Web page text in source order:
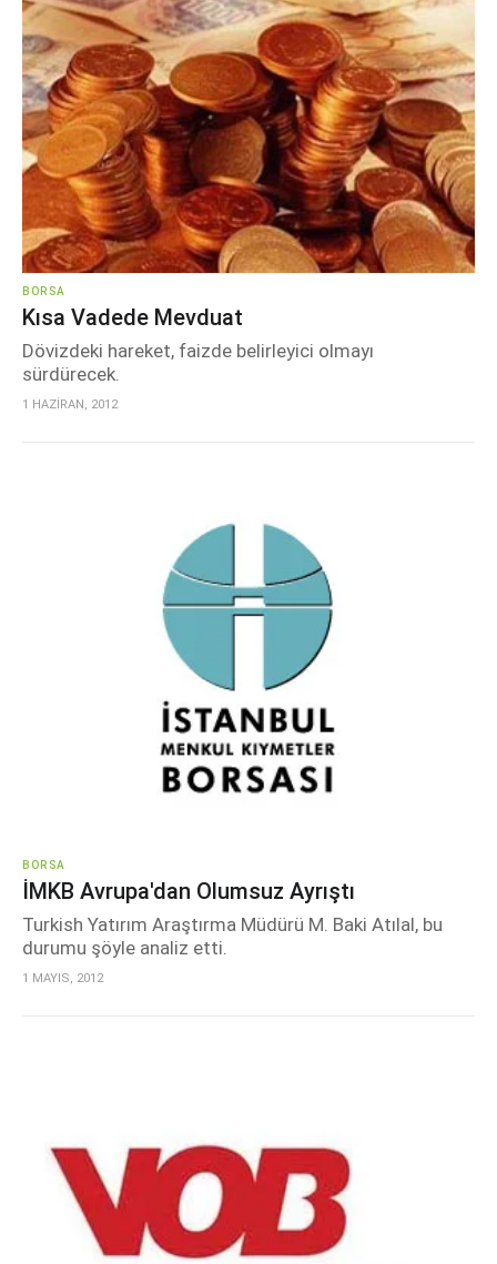
BORSA
Kısa Vadede Mevduat
Dövizdeki hareket, faizde belirleyici olmayı
sürdürecek.
1 HAZİRAN, 2012
BORSA
İMKB Avrupa'dan Olumsuz Ayrıştı
Turkish Yatırım Araştırma Müdürü M. Baki Atılal, bu
durumu şöyle analiz etti.
1 MAYIS, 2012